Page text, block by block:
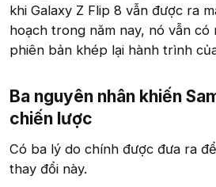
khi Galaxy Z Flip 8 vẫn được ra
hoạch trong năm nay, nó vẫn
phiên bản khép lại hành trình
Ba nguyên nhân khiến
chiến lược​
Có ba lý do chính được đưa ra
thay đổi này.